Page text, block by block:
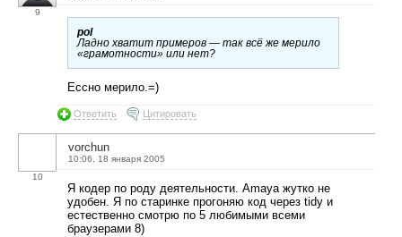
9
pol
Ладно хватит примеров — так всё же мерило
«грамотности» или нет?
Ессно мерило.=)
Ответить Цитировать
10
vorchun
10:06, 18 января 2005
Я кодер по роду деятельности. Amaya жутко не
удобен. Я по старинке прогоняю код через tidy и
естественно смотрю по 5 любимыми всеми
браузерами 8)